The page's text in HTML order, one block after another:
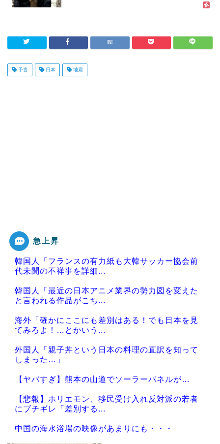
予言 日本 地震
急上昇
韓国人「フランスの有力紙も大韓サッカー協会前
代未聞の不祥事を詳細...
韓国人「最近の日本アニメ業界の勢力図を変えた
と言われる作品がこち...
海外「確かにここにも差別はある！でも日本を見
てみろよ！…とかいう...
外国人「親子丼という日本の料理の直訳を知って
しまった…」
【ヤバすぎ】熊本の山道でソーラーパネルが…
【悲報】ホリエモン、移民受け入れ反対派の若者
にブチギレ「差別する...
中国の海水浴場の映像があまりにも・・・